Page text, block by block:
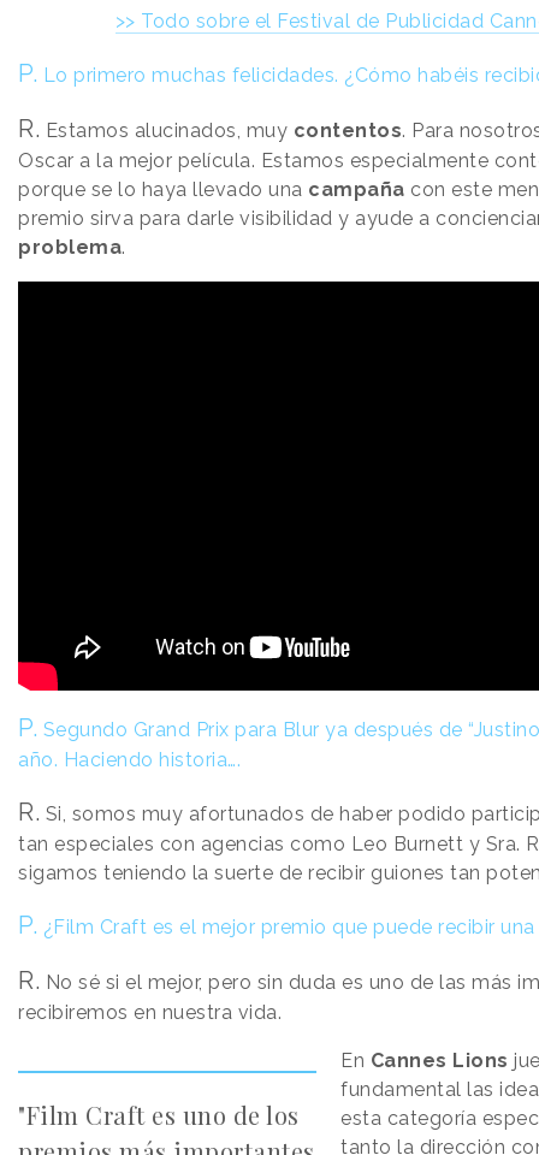
>> Todo sobre el Festival de Publicidad
P. Lo primero muchas felicidades. ¿Cómo habéis
R. Estamos alucinados, muy contentos. Para
Oscar a la mejor película. Estamos especialmente
porque se lo haya llevado una campaña con este
premio sirva para darle visibilidad y ayude a
problema.
P. Segundo Grand Prix para Blur ya después de
año. Haciendo historia….
R. Si, somos muy afortunados de haber podido
tan especiales con agencias como Leo Burnett y Sra.
sigamos teniendo la suerte de recibir guiones tan
P. ¿Film Craft es el mejor premio que puede recibir
R. No sé si el mejor, pero sin duda es uno de las más
recibiremos en nuestra vida.
"Film Craft es uno de los
En Cannes Lions
fundamental las
esta categoría
tanto la dirección